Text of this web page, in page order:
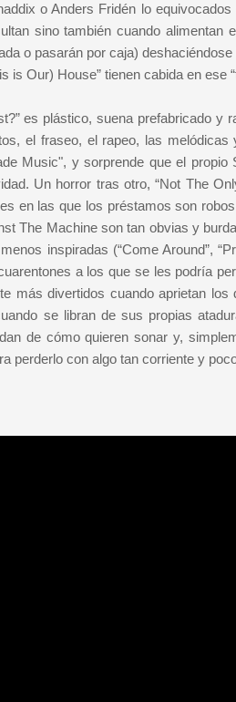
o Anders Fridén lo
sino también cuando
o pasarán por caja)
is Our) House” tienen cabida en ese
es plástico, suena prefabricado y
el fraseo, el rapeo, las
Music", y sorprende que el
Un horror tras otro, “Not The
en las que los préstamos son
The Machine son tan obvias y
inspiradas (“Come Around”,
a los que se les podría
más divertidos cuando aprietan
se libran de sus propias
de cómo quieren sonar y,
perderlo con algo tan corriente y